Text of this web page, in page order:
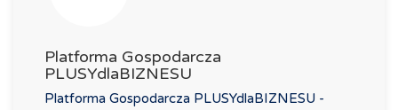
Platforma Gospodarcza
PLUSYdlaBIZNESU
Platforma Gospodarcza PLUSYdlaBIZNESU -